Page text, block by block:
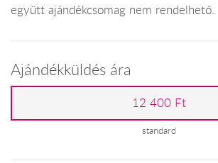
együtt ajándékcsomag nem rendelhető.
Ajándékküldés ára
12 400 Ft
standard